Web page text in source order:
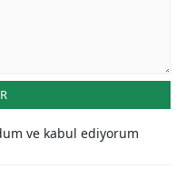
ve kabul ediyorum